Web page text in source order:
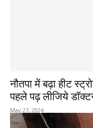
नौतपा में बढ़ा हीट
पहले पढ़ लीजिये
May 27, 2024